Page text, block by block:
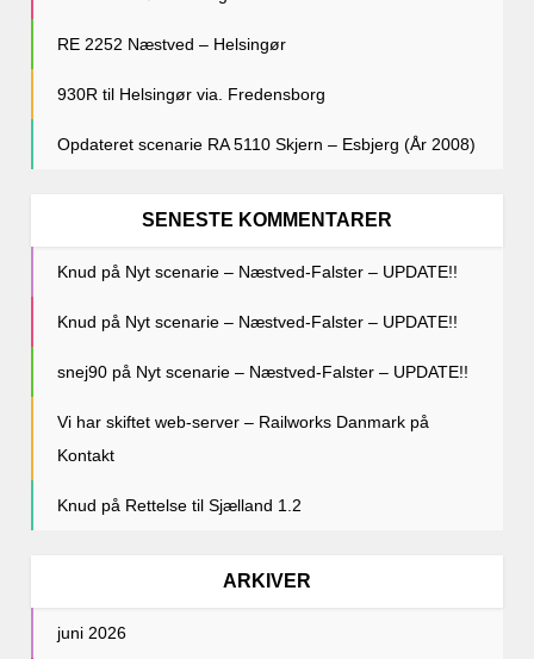
RE 2252 Næstved – Helsingør
930R til Helsingør via. Fredensborg
Opdateret scenarie RA 5110 Skjern – Esbjerg (År 2008)
SENESTE KOMMENTARER
Knud på Nyt scenarie – Næstved-Falster – UPDATE!!
Knud på Nyt scenarie – Næstved-Falster – UPDATE!!
snej90 på Nyt scenarie – Næstved-Falster – UPDATE!!
Vi har skiftet web-server – Railworks Danmark på
Kontakt
Knud på Rettelse til Sjælland 1.2
ARKIVER
juni 2026